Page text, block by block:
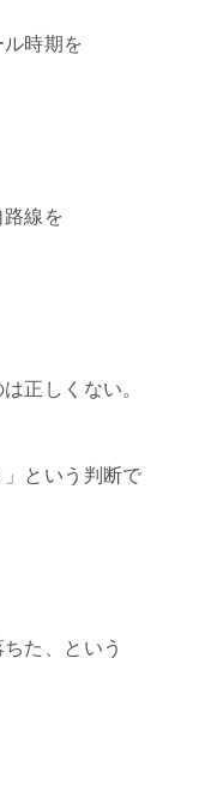
時期を
線を
正しくない。
という判断で
た、という